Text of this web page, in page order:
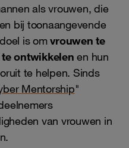
als vrouwen, die
bij toonaangevende
is omvrouwen te
ontwikkelen en hun
te helpen. Sinds
Mentorship"
van vrouwen in